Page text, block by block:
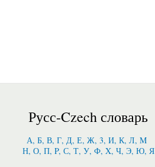
Русс-Czech словарь
А, Б, В, Г, Д, Е, Ж, 3, И, К, Л, M
Н, О, П, P, С, Т, У, Ф, X, Ч, Э, Ю, Я